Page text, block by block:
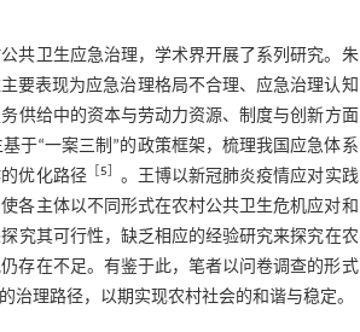
共卫生应急治理，学术界开展了系列研究。朱
要表现为应急治理格局不合理、应急治理认知
供给中的资本与劳动力资源、制度与创新方面
于“一案三制”的政策框架，梳理我国应急体系
优化路径［ 5
。王博以新冠肺炎疫情应对实践
各主体以不同形式在农村公共卫生危机应对和
究其可行性，缺乏相应的经验研究来探究在农
存在不足。有鉴于此，笔者以问卷调查的形式
理路径，以期实现农村社会的和谐与稳定。